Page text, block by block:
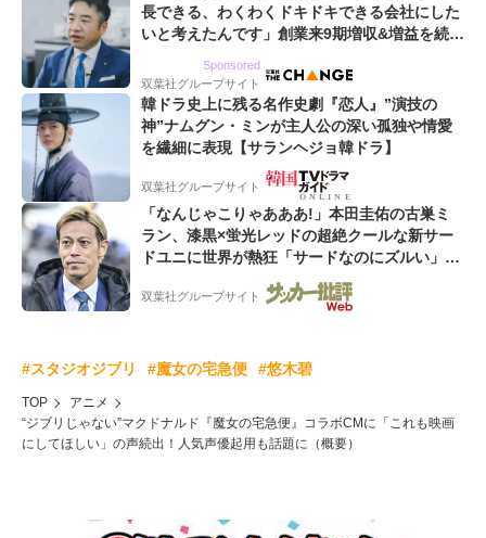
長できる、わくわくドキドキできる会社にした
いと考えたんです」創業来9期増収&増益を続け
Sponsored
双葉社グループサイト
韓ドラ史上に残る名作史劇『恋人』”演技の
神”ナムグン・ミンが主人公の深い孤独や情愛
を繊細に表現【サランヘジョ韓ドラ】
双葉社グループサイト
「なんじゃこりゃあああ!」本田圭佑の古巣ミ
ラン、漆黒×蛍光レッドの超絶クールな新サー
ドユニに世界が熱狂「サードなのにズルい」
「こりゃかっけえわ」
双葉社グループサイト
#スタジオジブリ #魔女の宅急便 #悠木碧
TOP
アニメ
“ジブリじゃない”マクドナルド『魔女の宅急便』コラボCMに「これも映画
にしてほしい」の声続出！人気声優起用も話題に（概要）